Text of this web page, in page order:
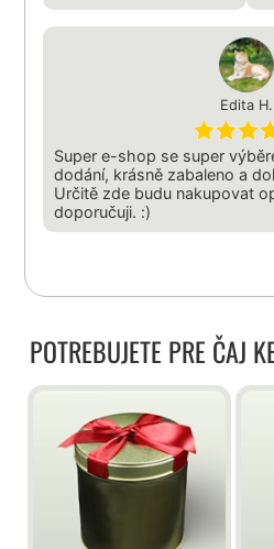
Edita H.
Super e-shop se super
dodání, krásně zabaleno a
Určitě zde budu nakupovat
doporučuji. :)
POTREBUJETE PRE ČAJ